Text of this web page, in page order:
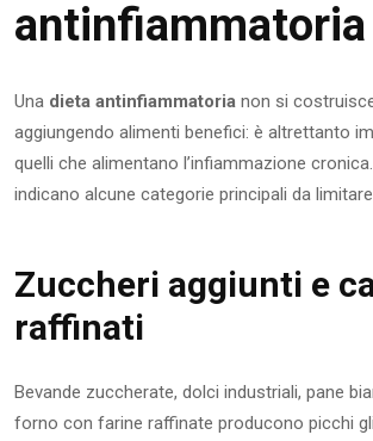
antinfiammatoria
Una dieta antinfiammatoria non si
aggiungendo alimenti benefici: è altrettanto
quelli che alimentano l’infiammazione
indicano alcune categorie principali da
Zuccheri aggiunti e
raffinati
Bevande zuccherate, dolci industriali, pane
forno con farine raffinate producono picchi